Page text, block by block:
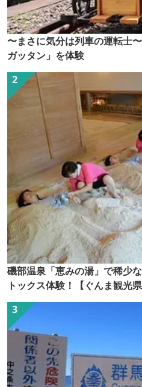
〜まさに気分は列車の運転士
ガッタン」を体験
磯部温泉「恵みの湯」で稀少
トックス体験！【ぐんま観光